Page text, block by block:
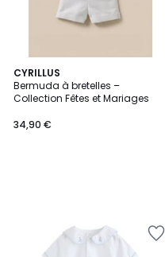
CYRILLUS
Bermuda à bretelles –
Collection Fêtes et Mariages
34,90 €